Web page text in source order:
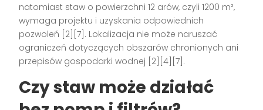
natomiast staw o powierzchni 12 arów, czyli 1200 m²,
wymaga projektu i uzyskania odpowiednich
pozwoleń [2][7]. Lokalizacja nie może naruszać
ograniczeń dotyczących obszarów chronionych ani
przepisów gospodarki wodnej [2][4][7].
Czy staw może działać